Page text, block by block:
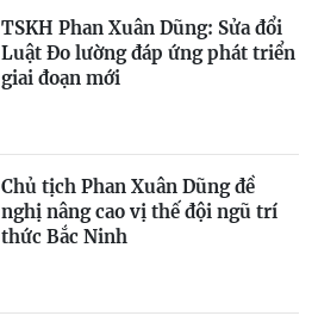
TSKH Phan Xuân Dũng: Sửa đổi
Luật Đo lường đáp ứng phát triển
giai đoạn mới
Chủ tịch Phan Xuân Dũng đề
nghị nâng cao vị thế đội ngũ trí
thức Bắc Ninh